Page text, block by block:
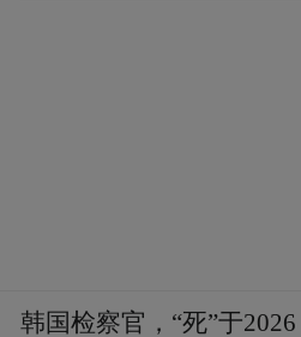
韩国检察官，“死”于2026